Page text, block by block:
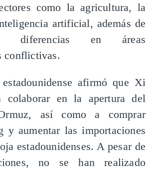
como la agricultura, la
artificial, además de
diferencias en áreas
conflictivas.
afirmó que Xi
colaborar en la apertura del
así como a comprar
y aumentar las importaciones
estadounidenses. A pesar de
no se han realizado